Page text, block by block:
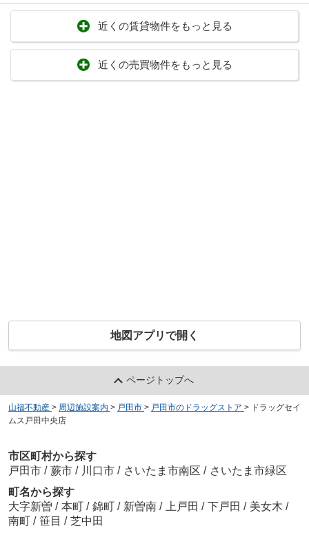
近くの賃貸物件をもっと見る
近くの売買物件をもっと見る
地図アプリで開く
ページトップへ
山福不動産 > 周辺施設案内 > 戸田市 > 戸田市のドラッグストア > ドラッグセイ
ムス戸田中央店
市区町村から探す
戸田市 / 蕨市 / 川口市 / さいたま市南区 / さいたま市緑区
町名から探す
大字新曽 / 本町 / 錦町 / 新曽南 / 上戸田 / 下戸田 / 美女木 /
南町 / 笹目 / 芝中田